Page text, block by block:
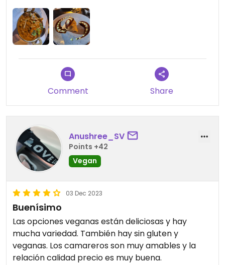
exquisito, el plato de champiñones y guisantes y
las pakoras también están muy buenas, con un
sabor suave. Es económico y los platos tienen
bastante cantidad, lo recomiendo!
Comment Share
Anushree_SV
Points +42
Vegan
03 Dec 2023
Buenísimo
Las opciones veganas están deliciosas y hay
mucha variedad. También hay sin gluten y
veganas. Los camareros son muy amables y la
relación calidad precio es muy buena.